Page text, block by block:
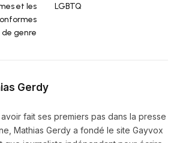
et les
de genre
LGBTQ
Gerdy
fait ses premiers pas dans la presse
Mathias Gerdy a fondé le site Gayvox